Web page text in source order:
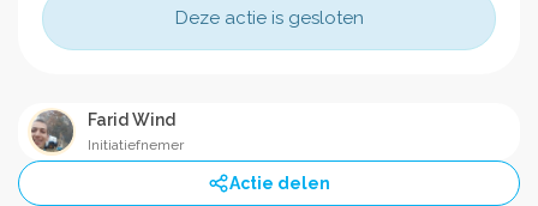
Deze actie is gesloten
Farid Wind
Initiatiefnemer
Actie delen